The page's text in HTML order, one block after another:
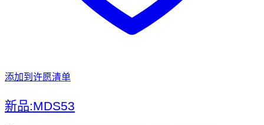
添加到许愿清单
新品:MDS53